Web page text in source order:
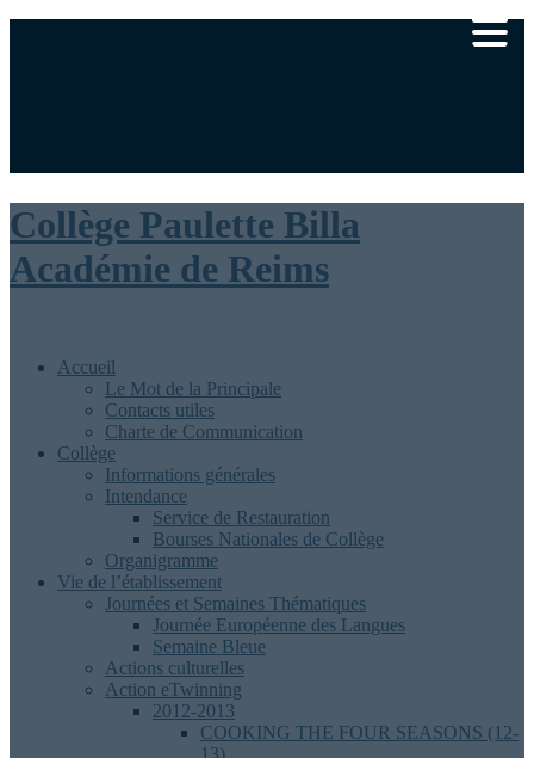
Collège Paulette Billa
Académie de Reims
Accueil
Le Mot de la Principale
Contacts utiles
Charte de Communication
Collège
Informations générales
Intendance
Service de Restauration
Bourses Nationales de Collège
Organigramme
Vie de l’établissement
Journées et Semaines Thématiques
Journée Européenne des Langues
Semaine Bleue
Actions culturelles
Action eTwinning
2012-2013
COOKING THE FOUR SEASONS (12-
13)